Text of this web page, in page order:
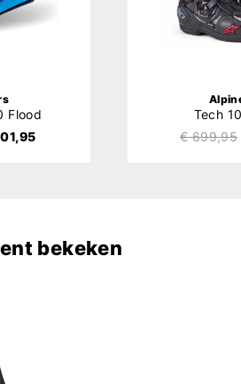
Flood
Tech
€ 699,95
bekeken